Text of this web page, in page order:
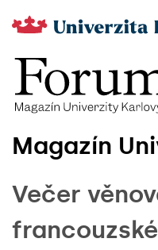
Magazín
Večer